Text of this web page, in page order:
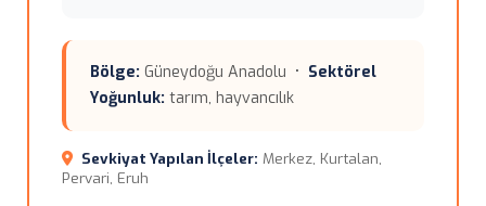
Bölge: Güneydoğu Anadolu • Sektörel
Yoğunluk: tarım, hayvancılık
Sevkiyat Yapılan İlçeler: Merkez, Kurtalan,
Pervari, Eruh